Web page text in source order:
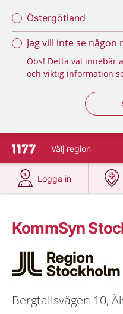
Östergötland
Jag vill inte se
Obs! Detta val innebär
och viktig information
Till startsidan för 1177
Välj region
Logga in
på 1177.se
KommSyn
Bergtallsvägen 10,